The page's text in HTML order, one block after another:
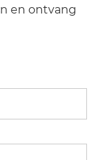
en ontvang